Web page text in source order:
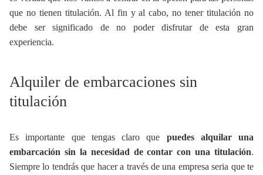
que no tienen titulación. Al fin y al cabo, no tener titulación no
debe ser significado de no poder disfrutar de esta gran
experiencia.
Alquiler de embarcaciones sin
titulación
Es importante que tengas claro que puedes alquilar una
embarcación sin la necesidad de contar con una titulación.
Siempre lo tendrás que hacer a través de una empresa seria que te